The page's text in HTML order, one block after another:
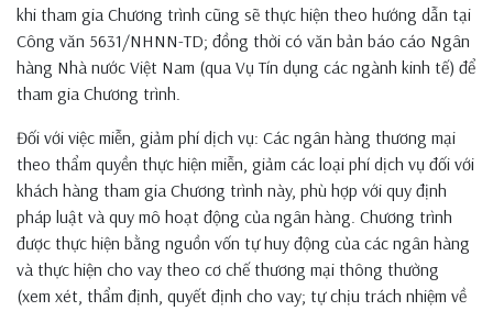
khi tham gia Chương trình cũng sẽ thực hiện theo hướng dẫn tại
Công văn 5631/NHNN-TD; đồng thời có văn bản báo cáo Ngân
hàng Nhà nước Việt Nam (qua Vụ Tín dụng các ngành kinh tế) để
tham gia Chương trình.
Đối với việc miễn, giảm phí dịch vụ: Các ngân hàng thương mại
theo thẩm quyền thực hiện miễn, giảm các loại phí dịch vụ đối với
khách hàng tham gia Chương trình này, phù hợp với quy định
pháp luật và quy mô hoạt động của ngân hàng. Chương trình
được thực hiện bằng nguồn vốn tự huy động của các ngân hàng
và thực hiện cho vay theo cơ chế thương mại thông thường
(xem xét, thẩm định, quyết định cho vay; tự chịu trách nhiệm về